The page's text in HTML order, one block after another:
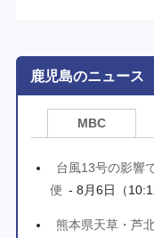
鹿児島のニュース
MBC
台風13号の影響
便 - 8月6日（
熊本県天草・芦